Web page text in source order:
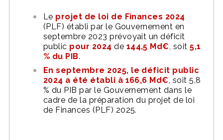
Le projet de loi de Finances 2024
(PLF) établi par le Gouvernement en
septembre 2023 prévoyait un déficit
public pour 2024 de 144,5 Md€, soit5,1
% du PIB.
En septembre 2025, le déficit public
2024 a été établi à 166,6 Md€, soit 5,8
% du PIB par le Gouvernement dans le
cadre de la préparation du projet de loi
de Finances (PLF) 2025.